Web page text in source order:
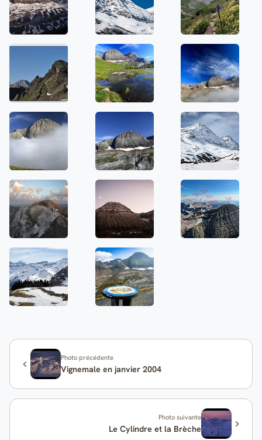
Photo précédente
Vignemale en janvier 2004
Photo suivante
Le Cylindre et la Brèche